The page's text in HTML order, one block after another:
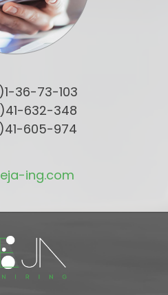
36-73-103
632-348
605-974
ing.com